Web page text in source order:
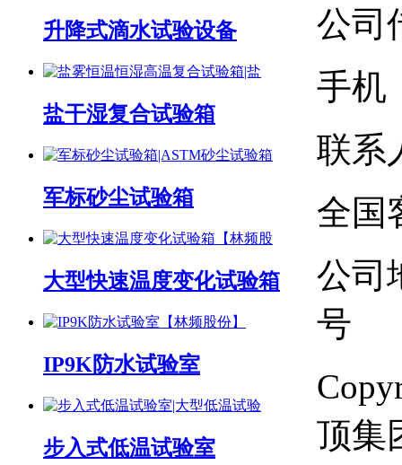
升降式滴水试验设备
盐干湿复合试验箱
军标砂尘试验箱
大型快速温度变化试验箱
IP9K防水试验室
步入式低温试验室
公司
手机
联系
全国
公司
号
顶